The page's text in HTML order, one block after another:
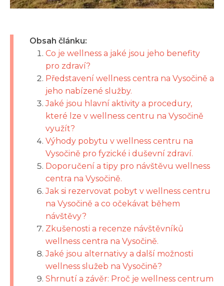
Obsah článku:
Co je wellness a jaké jsou jeho benefity
pro zdraví?
Představení wellness centra na Vysočině a
jeho nabízené služby.
Jaké jsou hlavní aktivity a procedury,
které lze v wellness centru na Vysočině
využít?
Výhody pobytu v wellness centru na
Vysočině pro fyzické i duševní zdraví.
Doporučení a tipy pro návštěvu wellness
centra na Vysočině.
Jak si rezervovat pobyt v wellness centru
na Vysočině a co očekávat během
návštěvy?
Zkušenosti a recenze návštěvníků
wellness centra na Vysočině.
Jaké jsou alternativy a další možnosti
wellness služeb na Vysočině?
Shrnutí a závěr: Proč je wellness centrum